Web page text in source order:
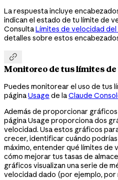
La respuesta incluye
indican el estado de tu límite de
ConsultaLímites de velocidad
detalles sobre estos

Monitoreo de tus límites
Puedes monitorear el uso de tus
páginaUsage de laClaude
Además de proporcionar
página Usage proporciona dos
velocidad. Usa estos gráficos
crecer, identificar cuándo
máximo, entender qué límites de
cómo mejorar tus tasas de
gráficos visualizan una serie de
velocidad dado (por ejemplo, por